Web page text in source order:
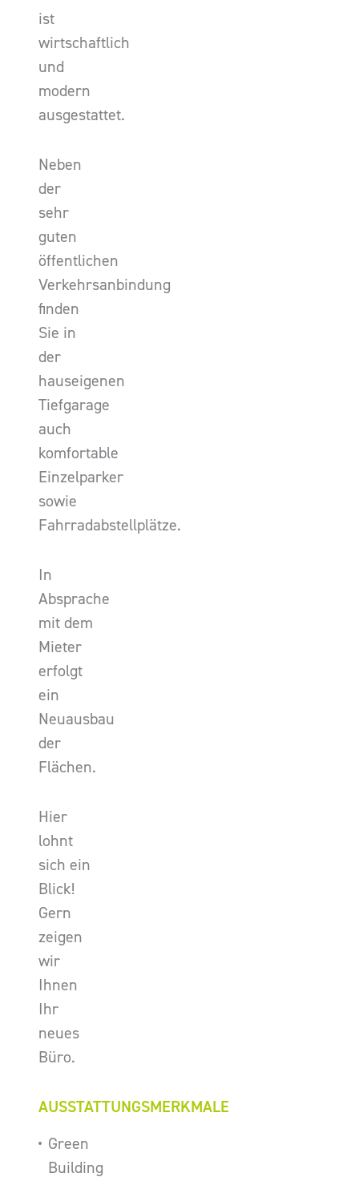
ist
wirtschaftlich
und
modern
ausgestattet.
Neben
der
sehr
guten
öffentlichen
Verkehrsanbindung
finden
Sie in
der
hauseigenen
Tiefgarage
auch
komfortable
Einzelparker
sowie
Fahrradabstellplätze.
In
Absprache
mit dem
Mieter
erfolgt
ein
Neuausbau
der
Flächen.
Hier
lohnt
sich ein
Blick!
Gern
zeigen
wir
Ihnen
Ihr
neues
Büro.
AUSSTATTUNGSMERKMALE
Green
Building